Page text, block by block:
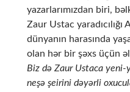
yazarlarımızdan biri,
Zaur Ustac
dünyanın harasında
olan hər bir şəxs üçün
Biz də Zaur Ustaca yeni-
neşə şeirini dəyərli